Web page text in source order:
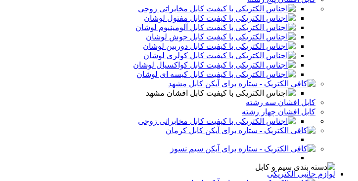
کابل مخابراتی زوجی
کابل مفتول لوشان
کابل آلومینیوم لوشان
کابل جوش لوشان
کابل دوربین لوشان
کابل کولری لوشان
کابل کواکسیال لوشان
کابل کیسه ای لوشان
کابل مشهد
کابل افشان مشهد
کابل افشان سه رشته
کابل افشان چهار رشته
کابل مخابراتی زوجی
کابل کرمان
سیم نسوز
لوازم جانبی الکتریکی